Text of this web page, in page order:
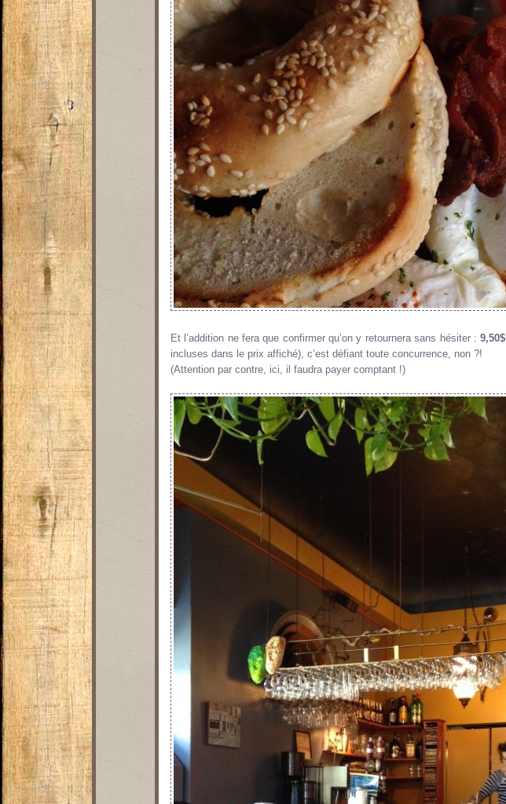
Et l’addition ne fera que confirmer qu’on y retournera sans hésiter :9,50$
incluses dans le prix affiché), c’est défiant toute concurrence, non ?!
(Attention par contre, ici, il faudra payer comptant !)